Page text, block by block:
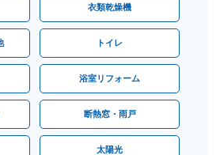
衣類乾燥機
トイレ
浴室リフォーム
断熱窓・雨戸
太陽光